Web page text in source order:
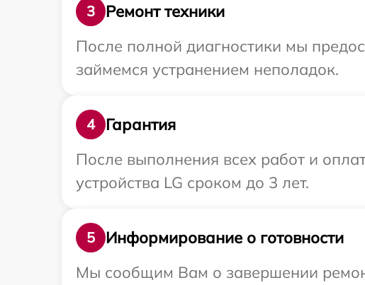
3
Ремонт техники
После полной диагностики мы
займемся устранением неполадок.
4
Гарантия
После выполнения всех работ и
устройства LG сроком до 3 лет.
5
Информирование о готовности
Мы сообщим Вам о завершении